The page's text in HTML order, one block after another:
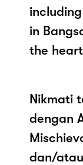
in
the
Nikmati
dengan
dan/